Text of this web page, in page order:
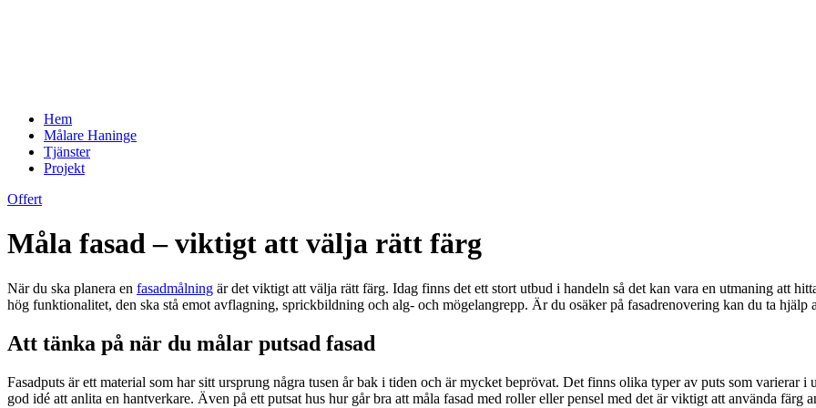
Hem
Målare Haninge
Tjänster
Projekt
Offert
Måla fasad – viktigt att välja rätt färg
När du ska planera en fasadmålning är det viktigt att välja rätt färg. Idag finns det ett stort utbud i handeln så det kan vara en utmaning att
hög funktionalitet, den ska stå emot avflagning, sprickbildning och alg- och mögelangrepp. Är du osäker på fasadrenovering kan du ta hjälp
Att tänka på när du målar putsad fasad
Fasadputs är ett material som har sitt ursprung några tusen år bak i tiden och är mycket beprövat. Det finns olika typer av puts som varierar i
god idé att anlita en hantverkare. Även på ett putsat hus hur går bra att måla fasad med roller eller pensel med det är viktigt att använda färg